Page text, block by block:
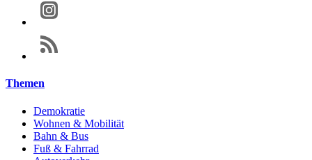
Themen
Demokratie
Wohnen & Mobilität
Bahn & Bus
Fuß & Fahrrad